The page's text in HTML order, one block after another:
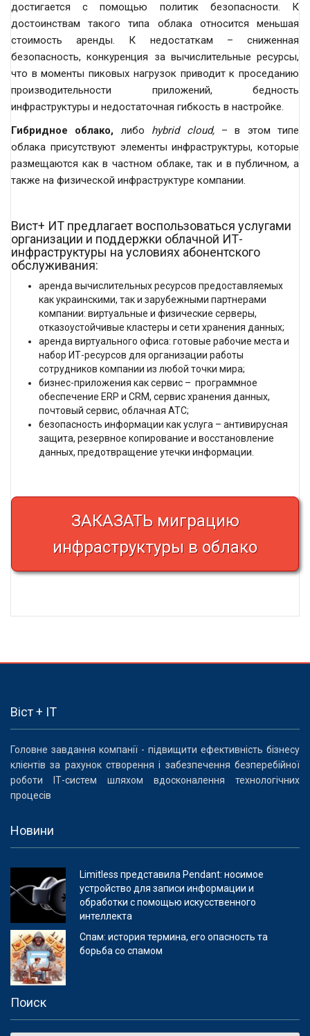
достигается с помощью политик безопасности. К
достоинствам такого типа облака относится меньшая
стоимость аренды. К недостаткам – сниженная
безопасность, конкуренция за вычислительные ресурсы,
что в моменты пиковых нагрузок приводит к проседанию
производительности приложений, бедность
инфраструктуры и недостаточная гибкость в настройке.
Гибридное облако, либо hybrid cloud,– в этом типе
облака присутствуют элементы инфраструктуры, которые
размещаются как в частном облаке, так и в публичном, а
также на физической инфраструктуре компании.
Вист+ ИТ предлагает воспользоваться услугами
организации и поддержки облачной ИТ-
инфраструктуры на условиях абонентского
обслуживания:
аренда вычислительных ресурсов предоставляемых
как украинскими, так и зарубежными партнерами
компании: виртуальные и физические серверы,
отказоустойчивые кластеры и сети хранения данных;
аренда виртуального офиса: готовые рабочие места и
набор ИТ-ресурсов для организации работы
сотрудников компании из любой точки мира;
бизнес-приложения как сервис – программное
обеспечение ERP и CRM, сервис хранения данных,
почтовый сервис, облачная АТС;
безопасность информации как услуга – антивирусная
защита, резервное копирование и восстановление
данных, предотвращение утечки информации.
ЗАКАЗАТЬ миграцию
инфраструктуры в облако
Віст + IT
Головне завдання компанії - підвищити ефективність бізнесу
клієнтів за рахунок створення і забезпечення безперебійної
роботи ІТ-систем шляхом вдосконалення технологічних
процесів
Новини
Limitless представила Pendant: носимое
устройство для записи информации и
обработки с помощью искусственного
интеллекта
Спам: история термина, его опасность та
борьба со спамом
Поиск